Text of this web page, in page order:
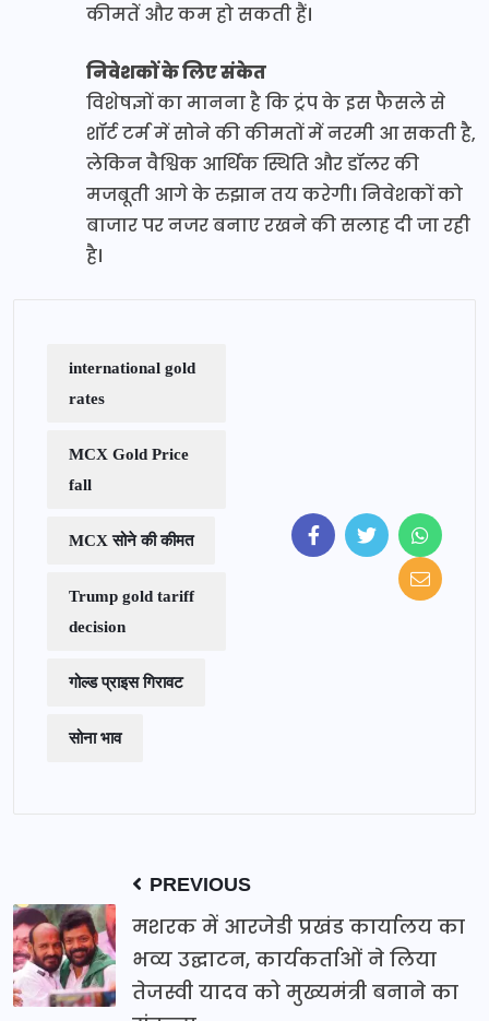
कीमतें और कम हो सकती हैं।
निवेशकों के लिए संकेत
विशेषज्ञों का मानना है कि ट्रंप के इस फैसले से
शॉर्ट टर्म में सोने की कीमतों में नरमी आ सकती है,
लेकिन वैश्विक आर्थिक स्थिति और डॉलर की
मजबूती आगे के रुझान तय करेगी। निवेशकों को
बाजार पर नजर बनाए रखने की सलाह दी जा रही
है।
international gold
rates
MCX Gold Price
fall
MCX सोने की कीमत
Trump gold tariff
decision
गोल्ड प्राइस गिरावट
सोना भाव
PREVIOUS
मशरक में आरजेडी प्रखंड कार्यालय का
भव्य उद्घाटन, कार्यकर्ताओं ने लिया
तेजस्वी यादव को मुख्यमंत्री बनाने का